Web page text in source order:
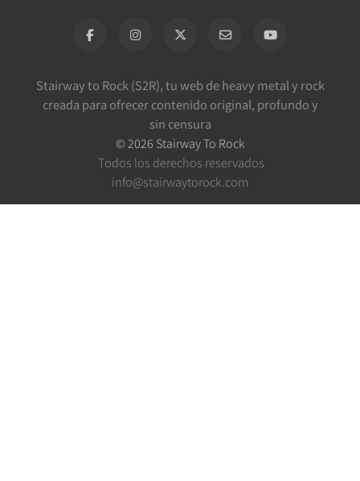
Stairway to Rock (S2R), tu web de heavy metal y rock
creada para ofrecer contenido original, profundo y
sin censura
©2026 Stairway To Rock
Todos los derechos reservados
info@stairwaytorock.com